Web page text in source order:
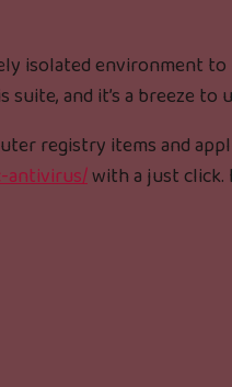
isolated environment
and it’s a breeze to
registry items and
antivirus/with a just click.